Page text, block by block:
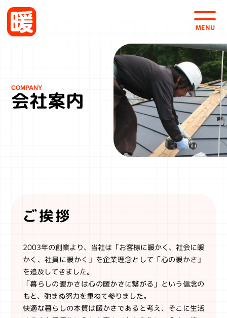
採用情報
お問い合わせ・お見積
株式会社 暖
〒963-0101
福島県郡山市安積町日出山4-125
会社案内
ご挨拶
2003年の創業より、当社は「お客様に暖かく、社会に暖
かく、社員に暖かく」を企業理念として「心の暖かさ」
を追及してきました。
「暮らしの暖かさは心の暖かさに繋がる」という信念の
もと、弛まぬ努力を重ねて参りました。
快適な暮らしの本質は暖かさであると考え、そこに生活